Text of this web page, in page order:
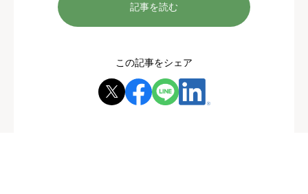
記事を読む
この記事をシェア